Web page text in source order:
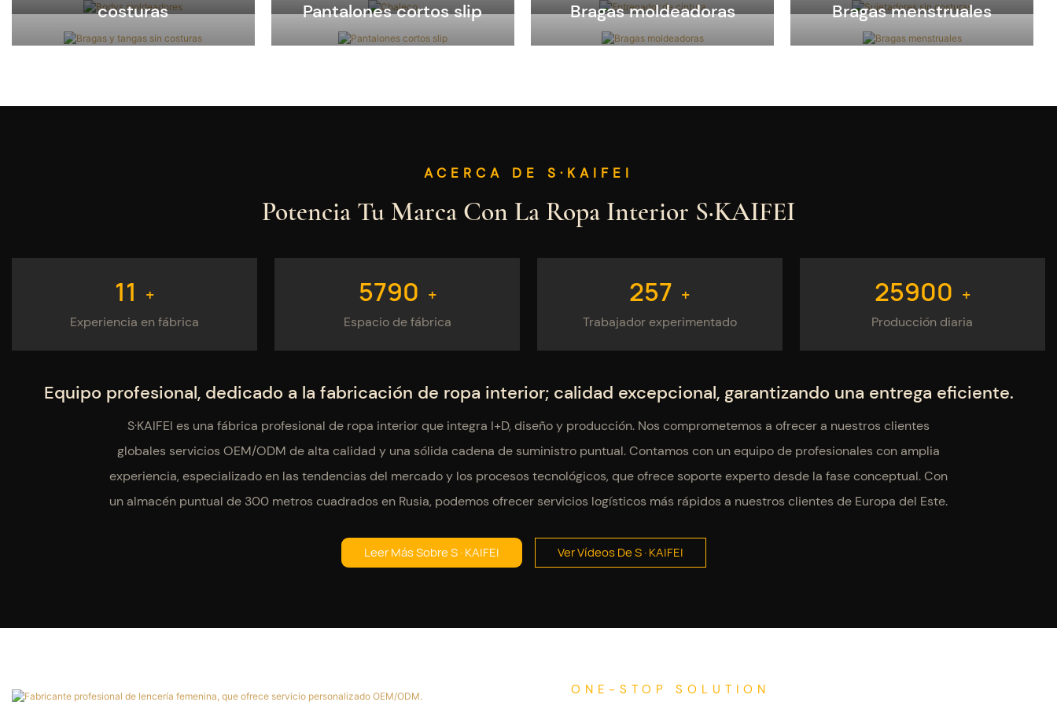
costuras
Pantalones cortos slip Bragas moldeadoras Bragas menstruales
ACERCA DE S·KAIFEI
Potencia Tu Marca Con La Ropa Interior S·KAIFEI
15 +
Experiencia en fábrica
7950 +
Espacio de fábrica
353 +
Trabajador experimentado
26500 +
Producción diaria
Equipo profesional, dedicado a la fabricación de ropa interior; calidad excepcional, garantizando una entrega eficiente.
S·KAIFEI es una fábrica profesional de ropa interior que integra I+D, diseño y producción. Nos comprometemos a ofrecer a nuestros clientes
globales servicios OEM/ODM de alta calidad y una sólida cadena de suministro puntual. Contamos con un equipo de profesionales con amplia
experiencia, especializado en las tendencias del mercado y los procesos tecnológicos, que ofrece soporte experto desde la fase conceptual. Con
un almacén puntual de 300 metros cuadrados en Rusia, podemos ofrecer servicios logísticos más rápidos a nuestros clientes de Europa del Este.
Leer Más Sobre S · KAIFEI Ver Vídeos De S · KAIFEI
ONE-STOP SOLUTION